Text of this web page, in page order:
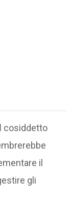
cosiddetto
il
gli